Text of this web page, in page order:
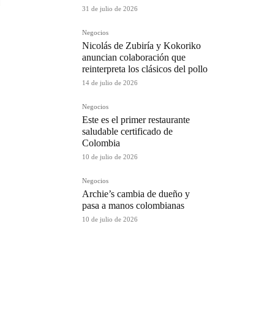
31 de julio de 2026
Negocios
Nicolás de Zubiría y Kokoriko
anuncian colaboración que
reinterpreta los clásicos del pollo
14 de julio de 2026
Negocios
Este es el primer restaurante
saludable certificado de
Colombia
10 de julio de 2026
Negocios
Archie’s cambia de dueño y
pasa a manos colombianas
10 de julio de 2026